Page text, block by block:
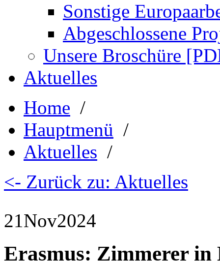
Sonstige
Abgeschlossene
Unsere Broschüre
Aktuelles
Home /
Hauptmenü /
Aktuelles /
<- Zurück zu: Aktuelles
21Nov2024
Erasmus: Zimmerer in